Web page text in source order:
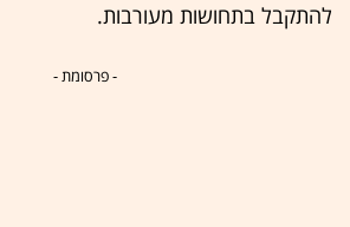
להתקבל בתחושות מעורבות.
- פרסומת -